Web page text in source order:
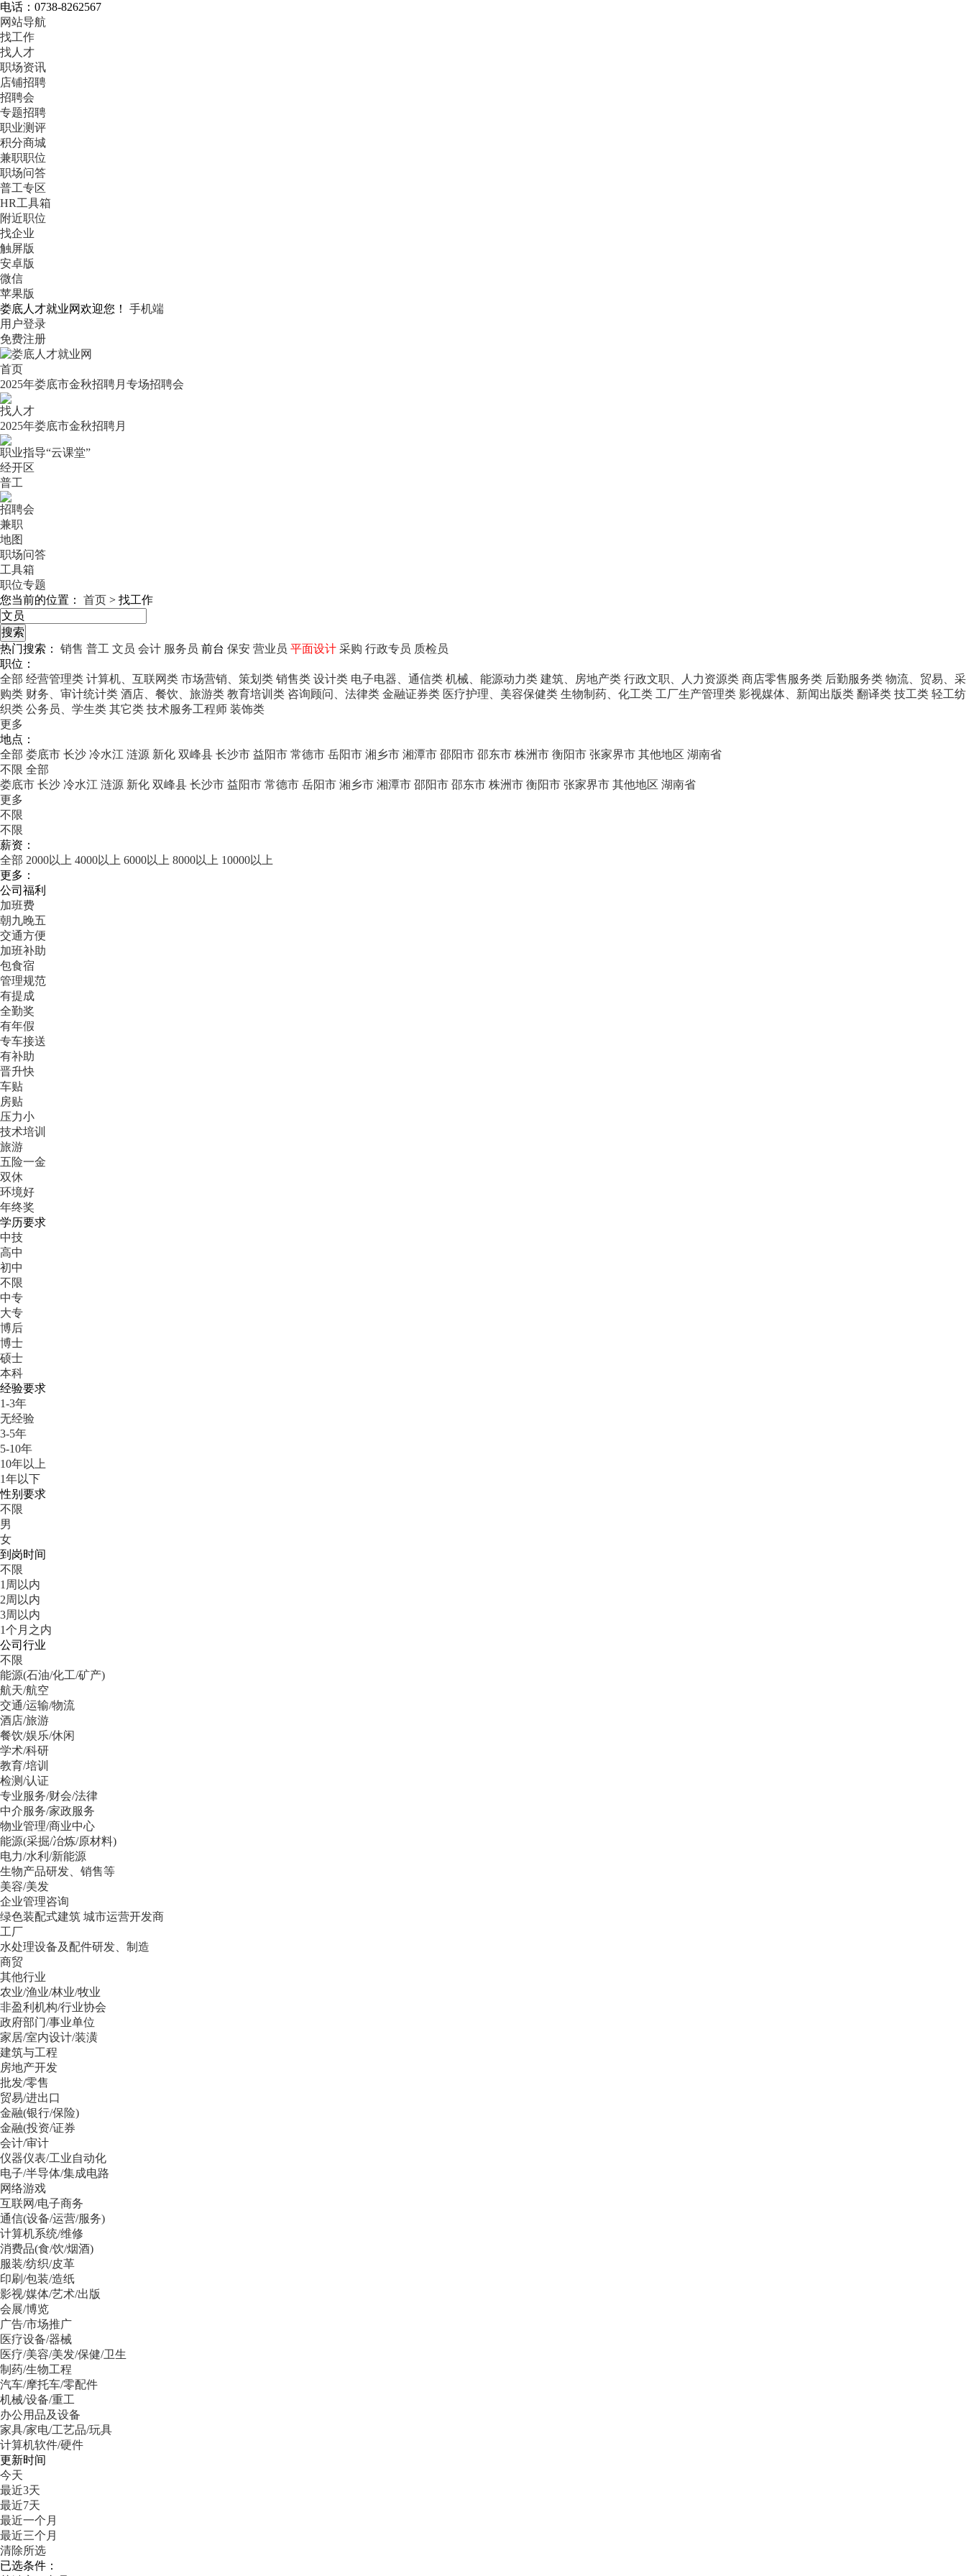
电话：0738-8262567
网站导航
找工作
找人才
职场资讯
店铺招聘
招聘会
专题招聘
职业测评
积分商城
兼职职位
职场问答
普工专区
HR工具箱
附近职位
找企业
触屏版
安卓版
微信
苹果版
娄底人才就业网欢迎您！
手机端
用户登录
免费注册
首页
2025年娄底市金秋招聘月专场招聘会
找人才
2025年娄底市金秋招聘月
职业指导“云课堂”
经开区
普工
招聘会
兼职
地图
职场问答
工具箱
职位专题
您当前的位置： 首页 > 找工作
热门搜索： 销售 普工 文员 会计 服务员 前台 保安 营业员 平面设计 采购 行政专员 质检员
职位：
全部 经营管理类 计算机、互联网类 市场营销、策划类 销售类 设计类 电子电器、通信类 机械、能源动力类 建筑、房地产类 行政文职、人力资源类 商店零售服务类 后勤服务类 物流、贸易、采
购类 财务、审计统计类 酒店、餐饮、旅游类 教育培训类 咨询顾问、法律类 金融证券类 医疗护理、美容保健类 生物制药、化工类 工厂生产管理类 影视媒体、新闻出版类 翻译类 技工类 轻工纺
织类 公务员、学生类 其它类 技术服务工程师 装饰类
更多
地点：
全部 娄底市 长沙 冷水江 涟源 新化 双峰县 长沙市 益阳市 常德市 岳阳市 湘乡市 湘潭市 邵阳市 邵东市 株洲市 衡阳市 张家界市 其他地区 湖南省
不限 全部
娄底市 长沙 冷水江 涟源 新化 双峰县 长沙市 益阳市 常德市 岳阳市 湘乡市 湘潭市 邵阳市 邵东市 株洲市 衡阳市 张家界市 其他地区 湖南省
更多
不限
不限
薪资：
全部 2000以上 4000以上 6000以上 8000以上 10000以上
更多：
公司福利
加班费
朝九晚五
交通方便
加班补助
包食宿
管理规范
有提成
全勤奖
有年假
专车接送
有补助
晋升快
车贴
房贴
压力小
技术培训
旅游
五险一金
双休
环境好
年终奖
学历要求
中技
高中
初中
不限
中专
大专
博后
博士
硕士
本科
经验要求
1-3年
无经验
3-5年
5-10年
10年以上
1年以下
性别要求
不限
男
女
到岗时间
不限
1周以内
2周以内
3周以内
1个月之内
公司行业
不限
能源(石油/化工/矿产)
航天/航空
交通/运输/物流
酒店/旅游
餐饮/娱乐/休闲
学术/科研
教育/培训
检测/认证
专业服务/财会/法律
中介服务/家政服务
物业管理/商业中心
能源(采掘/冶炼/原材料)
电力/水利/新能源
生物产品研发、销售等
美容/美发
企业管理咨询
绿色装配式建筑 城市运营开发商
工厂
水处理设备及配件研发、制造
商贸
其他行业
农业/渔业/林业/牧业
非盈利机构/行业协会
政府部门/事业单位
家居/室内设计/装潢
建筑与工程
房地产开发
批发/零售
贸易/进出口
金融(银行/保险)
金融(投资/证券
会计/审计
仪器仪表/工业自动化
电子/半导体/集成电路
网络游戏
互联网/电子商务
通信(设备/运营/服务)
计算机系统/维修
消费品(食/饮/烟酒)
服装/纺织/皮革
印刷/包装/造纸
影视/媒体/艺术/出版
会展/博览
广告/市场推广
医疗设备/器械
医疗/美容/美发/保健/卫生
制药/生物工程
汽车/摩托车/零配件
机械/设备/重工
办公用品及设备
家具/家电/工艺品/玩具
计算机软件/硬件
更新时间
今天
最近3天
最近7天
最近一个月
最近三个月
清除所选
已选条件：